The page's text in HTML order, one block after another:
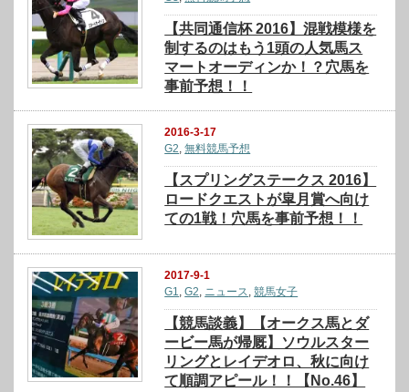
【共同通信杯 2016】混戦模様を
制するのはもう1頭の人気馬ス
マートオーディンか！？穴馬を
事前予想！！
2016-3-17
G2,無料競馬予想
【スプリングステークス 2016】
ロードクエストが皐月賞へ向け
ての1戦！穴馬を事前予想！！
2017-9-1
G1,G2, ニュース,競馬女子
【競馬談義】【オークス馬とダ
ービー馬が帰厩】ソウルスター
リングとレイデオロ、秋に向け
て順調アピール！！【No.46】